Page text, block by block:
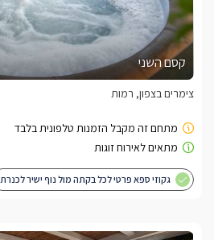
קסם השני
צימרים בצפון, רמות
גקוזי ספא פרטי לכל בקתה מול נוף ישיר לכנרת